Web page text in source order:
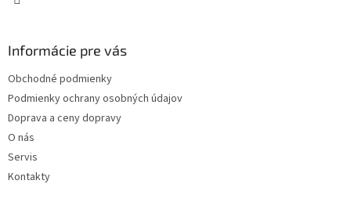
Informácie pre vás
Obchodné podmienky
Podmienky ochrany osobných údajov
Doprava a ceny dopravy
O nás
Servis
Kontakty